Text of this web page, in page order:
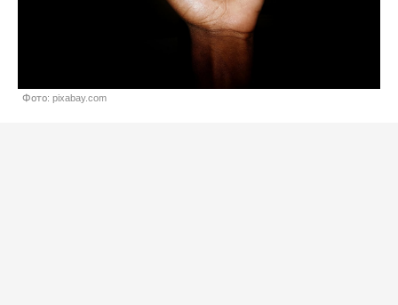
Фото: pixabay.com